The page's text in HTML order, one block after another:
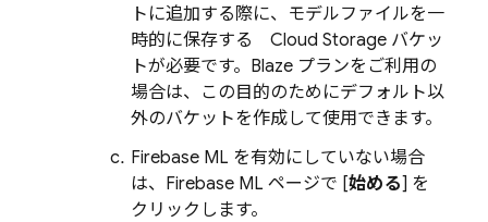
トに追加する際に、モデルファイルを一
時的に保存する Cloud Storage バケッ
トが必要です。Blaze プランをご利用の
場合は、この目的のためにデフォルト以
外のバケットを作成して使用できます。
Firebase ML を有効にしていない場合
は、 Firebase ML ページで [始める] を
クリックします。